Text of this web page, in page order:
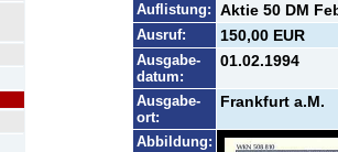
Auflistung: Aktie 50 DM
Ausruf: 150,00 EUR
Ausgabe-
datum:
01.02.1994
Ausgabe-
ort:
Frankfurt a.M.
Abbildung: